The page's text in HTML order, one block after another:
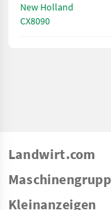
New Holland
CX8090
Landwirt.com
Kleinanzeigen